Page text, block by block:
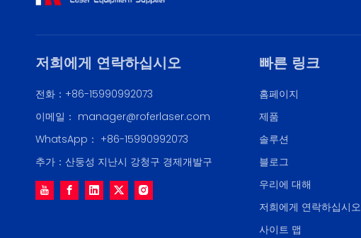
저희에게 연락하십시오
전화：+86-15990992073
이메일： manager@roferlaser.com
WhatsApp： +86-15990992073
추가：산둥성 지난시 강청구 경제개발구
빠른 링크
홈페이지
제품
솔루션
블로그
우리에 대해
저희에게 연락하십시오
사이트 맵